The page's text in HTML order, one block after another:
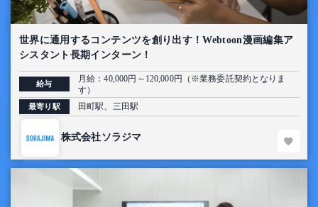
世界に通用するコンテンツを創り出す！Webtoon漫画編集ア
シスタント長期インターン！
給与
月給：40,000円～120,000円（※業務委託契約となりま
す）
最寄り駅 田町駅、三田駅
株式会社ソラジマ